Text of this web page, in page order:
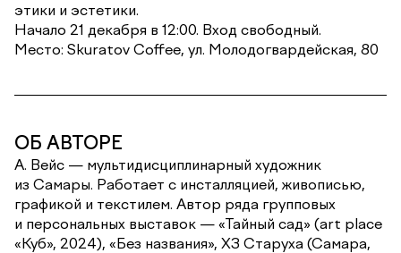
этики и эстетики.
Начало 21 декабря в 12:00. Вход свободный.
Место: Skuratov Coffee, ул. Молодогвардейская, 80
ОБ АВТОРЕ
А. Вейс — мультидисциплинарный художник
из Самары. Работает с инсталляцией, живописью,
графикой и текстилем. Автор ряда групповых
и персональных выставок — «Тайный сад» (art place
«Куб», 2024), «Без названия», ХЗ Старуха (Самара,